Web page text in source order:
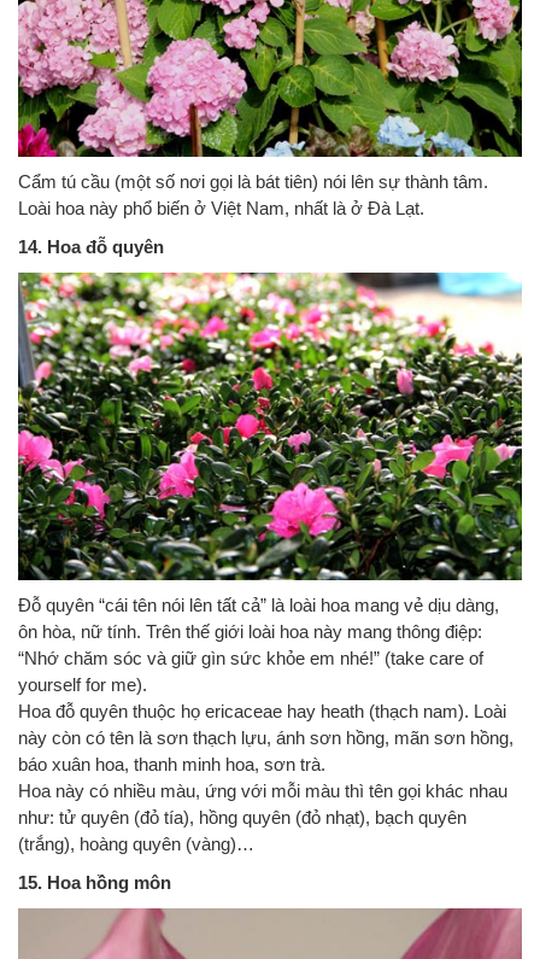
Cẩm tú cầu (một số nơi gọi là bát tiên) nói lên sự thành tâm.
Loài hoa này phổ biến ở Việt Nam, nhất là ở Đà Lạt.
14. Hoa đỗ quyên
Đỗ quyên “cái tên nói lên tất cả” là loài hoa mang vẻ dịu dàng,
ôn hòa, nữ tính. Trên thế giới loài hoa này mang thông điệp:
“Nhớ chăm sóc và giữ gìn sức khỏe em nhé!” (take care of
yourself for me).
Hoa đỗ quyên thuộc họ ericaceae hay heath (thạch nam). Loài
này còn có tên là sơn thạch lựu, ánh sơn hồng, mãn sơn hồng,
báo xuân hoa, thanh minh hoa, sơn trà.
Hoa này có nhiều màu, ứng với mỗi màu thì tên gọi khác nhau
như: tử quyên (đỏ tía), hồng quyên (đỏ nhạt), bạch quyên
(trắng), hoàng quyên (vàng)…
15. Hoa hồng môn